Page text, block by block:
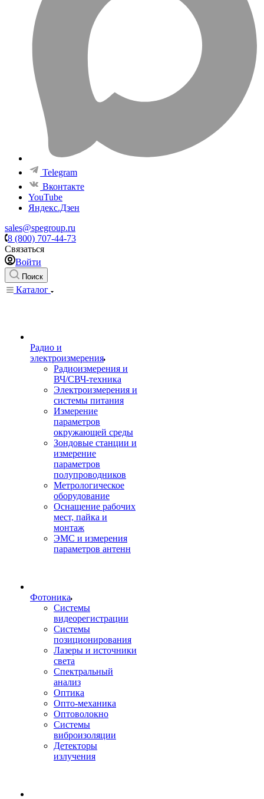
Telegram
Вконтакте
YouTube
Яндекс.Дзен
sales@spegroup.ru
8 (800) 707-44-73
Связаться
Войти
Поиск
Каталог
Радио и
электроизмерения
Радиоизмерения и
ВЧ/СВЧ-техника
Электроизмерения и
системы питания
Измерение
параметров
окружающей среды
Зондовые станции и
измерение
параметров
полупроводников
Метрологическое
оборудование
Оснащение рабочих
мест, пайка и
монтаж
ЭМС и измерения
параметров антенн
Фотоника
Cистемы
видеорегистрации
Системы
позиционирования
Лазеры и источники
света
Спектральный
анализ
Оптика
Опто-механика
Оптоволокно
Системы
виброизоляции
Детекторы
излучения